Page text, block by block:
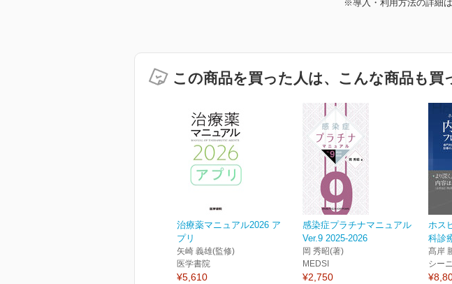
※導入・利用方法の詳細は
この商品を買った人は、こんな商品も買
治療薬マニュアル2026 ア
プリ
矢崎 義雄(監修)
医学書院
¥5,610
感染症プラチナマニュアル
Ver.9 2025-2026
岡 秀昭(著)
MEDSI
¥2,750
ホス
科診
髙岸
シー